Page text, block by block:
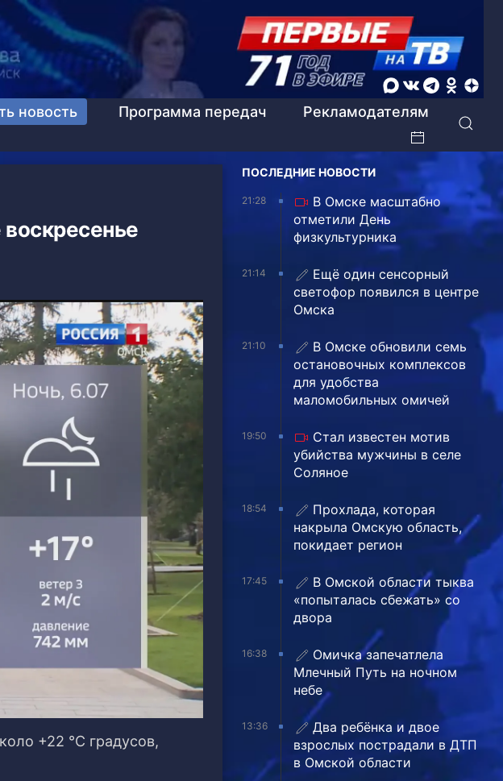
новость Программа передач
Рекламодателям
+22 °C градусов,
ПОСЛЕДНИЕ НОВОСТИ
21:28
В Омске масштабно
отметили День
физкультурника
21:14
Ещё один сенсорный
светофор появился в центре
Омска
21:10
В Омске обновили семь
остановочных комплексов
для удобства
маломобильных омичей
19:50
Стал известен мотив
убийства мужчины в селе
Соляное
18:54
Прохлада, которая
накрыла Омскую область,
покидает регион
17:45
В Омской области тыква
«попыталась сбежать» со
двора
16:38
Омичка запечатлела
Млечный Путь на ночном
небе
13:36
Два ребёнка и двое
взрослых пострадали в ДТП
в Омской области